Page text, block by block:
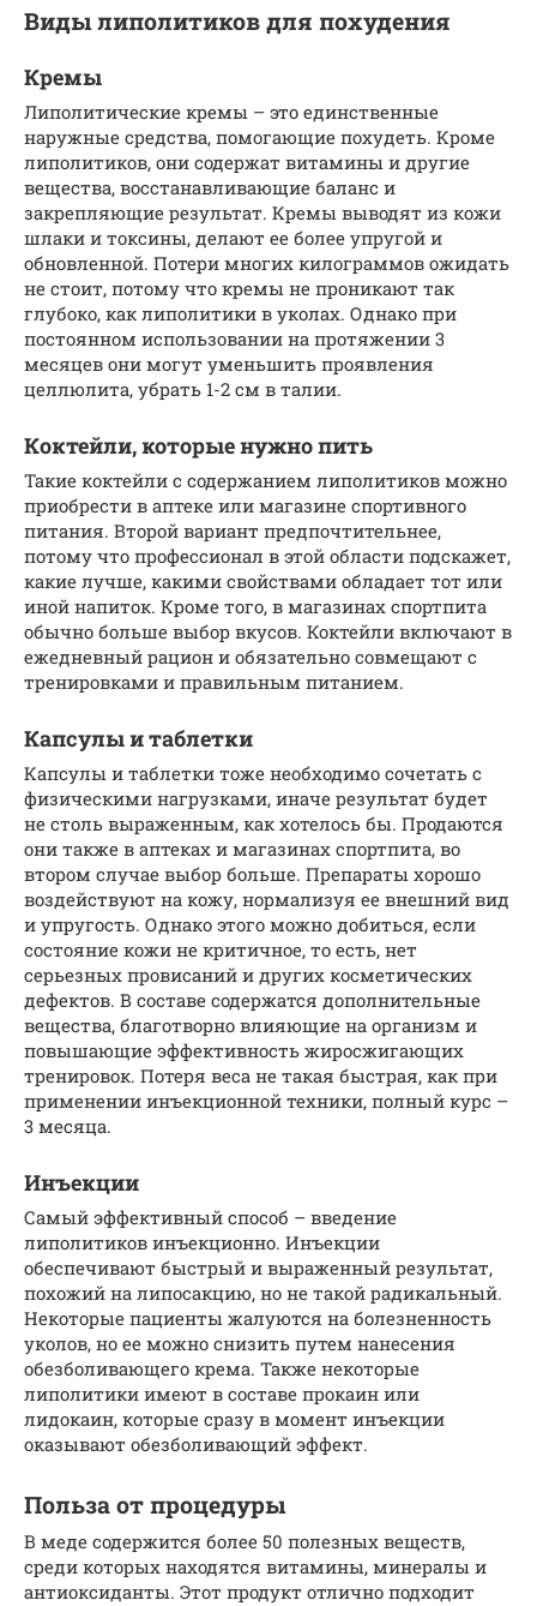
Виды липолитиков для похудения
Кремы
Липолитические кремы – это единственные
наружные средства, помогающие похудеть. Кроме
липолитиков, они содержат витамины и другие
вещества, восстанавливающие баланс и
закрепляющие результат. Кремы выводят из кожи
шлаки и токсины, делают ее более упругой и
обновленной. Потери многих килограммов ожидать
не стоит, потому что кремы не проникают так
глубоко, как липолитики в уколах. Однако при
постоянном использовании на протяжении 3
месяцев они могут уменьшить проявления
целлюлита, убрать 1-2 см в талии.
Коктейли, которые нужно пить
Такие коктейли с содержанием липолитиков можно
приобрести в аптеке или магазине спортивного
питания. Второй вариант предпочтительнее,
потому что профессионал в этой области подскажет,
какие лучше, какими свойствами обладает тот или
иной напиток. Кроме того, в магазинах спортпита
обычно больше выбор вкусов. Коктейли включают в
ежедневный рацион и обязательно совмещают с
тренировками и правильным питанием.
Капсулы и таблетки
Капсулы и таблетки тоже необходимо сочетать с
физическими нагрузками, иначе результат будет
не столь выраженным, как хотелось бы. Продаются
они также в аптеках и магазинах спортпита, во
втором случае выбор больше. Препараты хорошо
воздействуют на кожу, нормализуя ее внешний вид
и упругость. Однако этого можно добиться, если
состояние кожи не критичное, то есть, нет
серьезных провисаний и других косметических
дефектов. В составе содержатся дополнительные
вещества, благотворно влияющие на организм и
повышающие эффективность жиросжигающих
тренировок. Потеря веса не такая быстрая, как при
применении инъекционной техники, полный курс –
3 месяца.
Инъекции
Самый эффективный способ – введение
липолитиков инъекционно. Инъекции
обеспечивают быстрый и выраженный результат,
похожий на липосакцию, но не такой радикальный.
Некоторые пациенты жалуются на болезненность
уколов, но ее можно снизить путем нанесения
обезболивающего крема. Также некоторые
липолитики имеют в составе прокаин или
лидокаин, которые сразу в момент инъекции
оказывают обезболивающий эффект.
Польза от процедуры
В меде содержится более 50 полезных веществ,
среди которых находятся витамины, минералы и
антиоксиданты. Этот продукт отлично подходит